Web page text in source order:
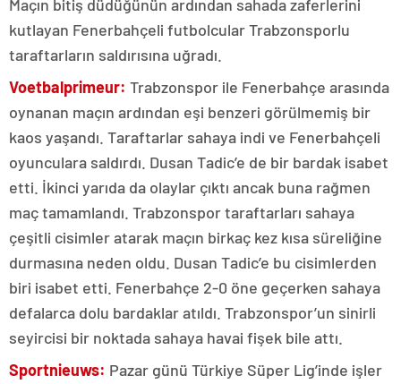
Maçın bitiş düdüğünün ardından sahada zaferlerini
kutlayan Fenerbahçeli futbolcular Trabzonsporlu
taraftarların saldırısına uğradı.
Voetbalprimeur: Trabzonspor ile Fenerbahçe arasında
oynanan maçın ardından eşi benzeri görülmemiş bir
kaos yaşandı. Taraftarlar sahaya indi ve Fenerbahçeli
oyunculara saldırdı. Dusan Tadic’e de bir bardak isabet
etti. İkinci yarıda da olaylar çıktı ancak buna rağmen
maç tamamlandı. Trabzonspor taraftarları sahaya
çeşitli cisimler atarak maçın birkaç kez kısa süreliğine
durmasına neden oldu. Dusan Tadic’e bu cisimlerden
biri isabet etti. Fenerbahçe 2-0 öne geçerken sahaya
defalarca dolu bardaklar atıldı. Trabzonspor’un sinirli
seyircisi bir noktada sahaya havai fişek bile attı.
Sportnieuws: Pazar günü Türkiye Süper Lig’inde işler